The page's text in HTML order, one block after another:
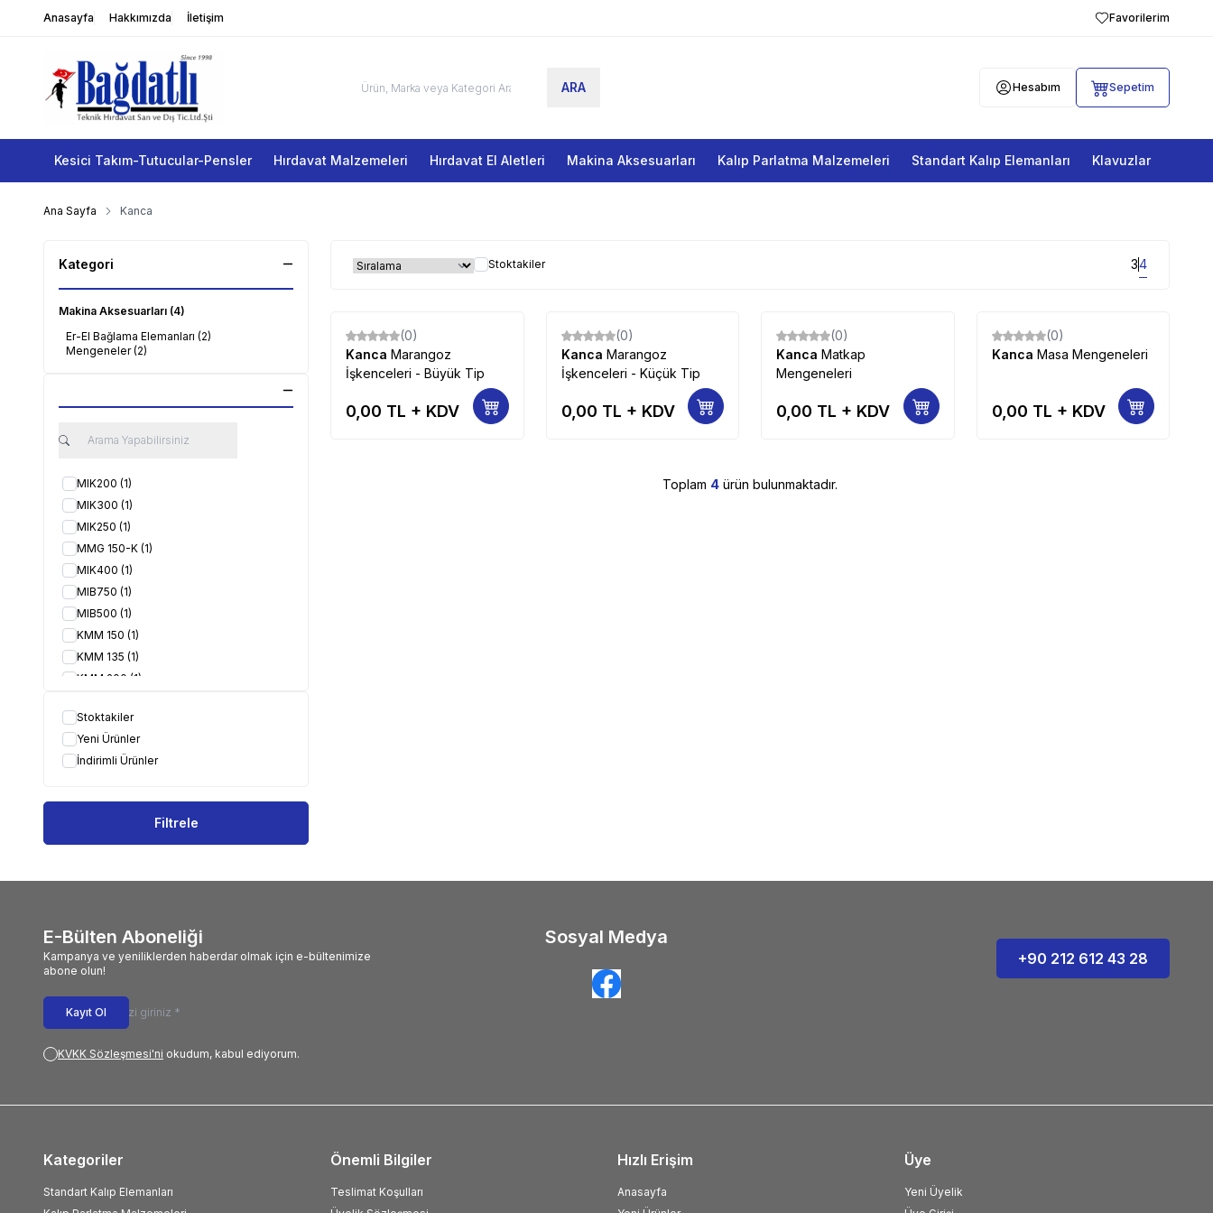
Anasayfa Hakkımızda İletişim Favorilerim
ARA Hesabım Sepetim
Kesici Takım-Tutucular-Pensler Hırdavat Malzemeleri Hırdavat El Aletleri Makina Aksesuarları Kalıp Parlatma Malzemeleri Standart Kalıp Elemanları Klavuzlar
Ana Sayfa Kanca
Kategori
Makina Aksesuarları (4)
Er-El Bağlama Elemanları (2)
Mengeneler(2)
MIK200 (1)
MIK300 (1)
MIK250 (1)
MMG 150-K (1)
MIK400 (1)
MIB750 (1)
MIB500 (1)
KMM 150 (1)
KMM 135 (1)
KMM 200 (1)
MMG 080-K
MMG 100-K
MMG 125-K(1)
MIK500 (1)
Stoktakiler
Yeni Ürünler
İndirimli Ürünler
Filtrele
Stoktakiler 34
(0)
Kanca Marangoz
İşkenceleri - Büyük Tip
0,00 TL + KDV
(0)
Kanca Marangoz
İşkenceleri - Küçük Tip
0,00 TL + KDV
(0)
Kanca Matkap
Mengeneleri
0,00 TL + KDV
(0)
Kanca Masa Mengeneleri
0,00 TL + KDV
Toplam 4 ürün bulunmaktadır.
E-Bülten Aboneliği
Kampanya ve yeniliklerden haberdar olmak için e-bültenimize
abone olun!
Kayıt Ol
KVKK Sözleşmesi'ni okudum, kabul ediyorum.
Sosyal Medya
+90 212 612 43 28
Kategoriler
Standart Kalıp Elemanları
Önemli Bilgiler
Teslimat Koşulları
Hızlı Erişim
Anasayfa
Üye
Yeni Üyelik